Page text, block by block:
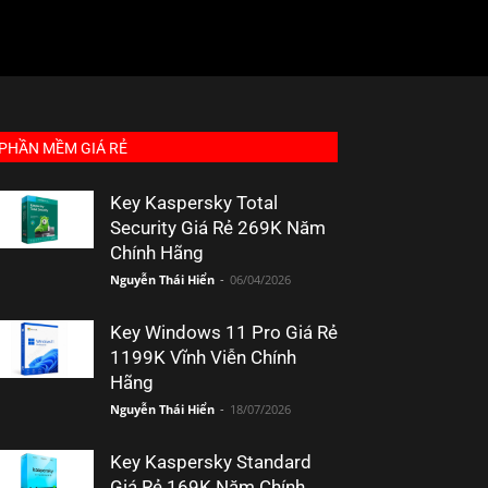
MỀM GIÁ RẺ
Key Kaspersky Total
Security Giá Rẻ 269K Năm
Chính Hãng
Nguyễn Thái Hiển - 06/04/2026
Key Windows 11 Pro Giá Rẻ
1199K Vĩnh Viễn Chính
Hãng
Nguyễn Thái Hiển - 18/07/2026
Key Kaspersky Standard